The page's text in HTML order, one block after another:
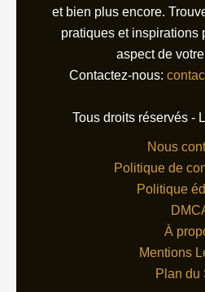
et bien plus encore.
pratiques et inspirations
aspect de
Contactez-nous:
Tous droits réservés -
Nous
Politique de
Politique
À
Mentions
Plan du